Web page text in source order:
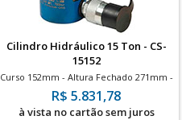
Cilindro Hidráulico 15 Ton - CS-
15152
Curso 152mm - Altura Fechado 271mm -
700bar
R$ 5.831,78
à vista no cartão sem juros